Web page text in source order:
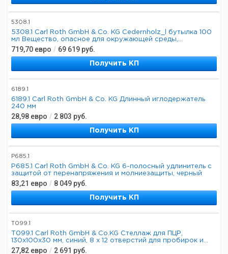
5308.1
5308.1 Carl Roth GmbH & Co. KG Cedernholz_l бутылка 100
мл Вещество, опасное для окружающей среды,...
719,70 евро / 69 619 руб.
Получить КП
6189.1
6189.1 Carl Roth GmbH & Co. KG Длинный иглодержатель
240 мм
28,98 евро / 2 803 руб.
Получить КП
P685.1
P685.1 Carl Roth GmbH & Co. KG 6-полосный удлинитель с
защитой от перенапряжения и молниезащиты, черный
83,21 евро / 8 049 руб.
Получить КП
T099.1
T099.1 Carl Roth GmbH & Co.KG Стеллаж для ПЦР,
130x100x30 мм, синий, 8 x 12 отверстий для пробирок и...
27,82 евро / 2 691 руб.